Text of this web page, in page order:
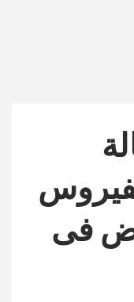
حالة
فى